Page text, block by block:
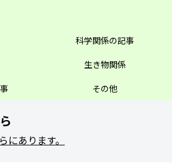
科学関係の記事
生き物関係
その他
にあります。